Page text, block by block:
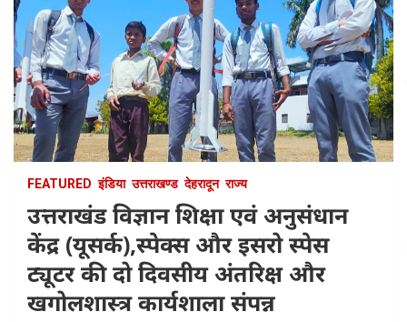
FEATURED इंडिया उत्तराखण्ड देहरादून राज्य
उत्तराखंड विज्ञान शिक्षा एवं अनुसंधान
केंद्र (यूसर्क),स्पेक्स और इसरो स्पेस
ट्यूटर की दो दिवसीय अंतरिक्ष और
खगोलशास्त्र कार्यशाला संपन्न